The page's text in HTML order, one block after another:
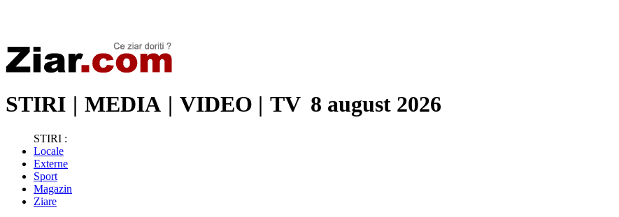
STIRI | MEDIA | VIDEO | TV 8 august 2026
STIRI :
Locale
Externe
Sport
Magazin
Ziare